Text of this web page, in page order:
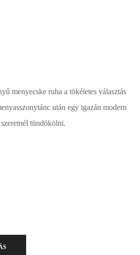
menyecske ruha a tökéletes választás
után egy igazán modern
tündökölni.